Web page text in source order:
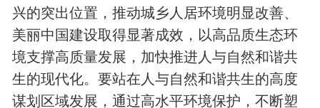
兴的突出位置，推动城乡人居环境明显改善、
美丽中国建设取得显著成效，以高品质生态环
境支撑高质量发展，加快推进人与自然和谐共
生的现代化。要站在人与自然和谐共生的高度
谋划区域发展，通过高水平环境保护，不断塑